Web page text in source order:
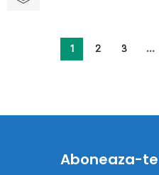
1 2 3 …
Aboneaza-